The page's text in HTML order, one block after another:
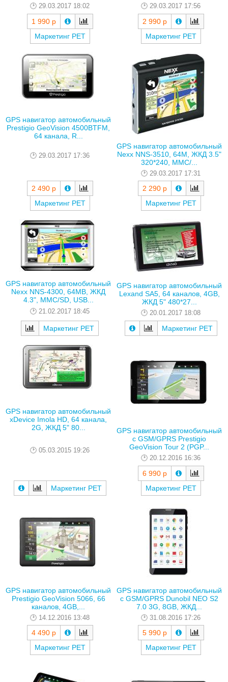
29.03.2017 18:02
1 990 р
Маркетинг РЕТ
29.03.2017 17:56
2 990 р
Маркетинг РЕТ
GPS навигатор автомобильный
Prestigio GeoVision 4500BTFM,
64 канала, R...
29.03.2017 17:36
2 490 р
Маркетинг РЕТ
GPS навигатор автомобильный
Nexx NNS-3510, 64M, ЖКД 3.5"
320*240, MMC/...
29.03.2017 17:31
2 290 р
Маркетинг РЕТ
GPS навигатор автомобильный
Nexx NNS-4300, 64MB, ЖКД
4.3", MMC/SD, USB...
21.02.2017 18:45
Маркетинг РЕТ
GPS навигатор автомобильный
Lexand SA5, 64 каналов, 4GB,
ЖКД 5" 480*27...
20.01.2017 18:08
Маркетинг РЕТ
GPS навигатор автомобильный
xDevice Imola HD, 64 канала,
2G, ЖКД 5" 80...
05.03.2015 19:26
Маркетинг РЕТ
GPS навигатор автомобильный
с GSM/GPRS Prestigio
GeoVision Tour 2 (PGP...
20.12.2016 16:36
6 990 р
Маркетинг РЕТ
GPS навигатор автомобильный
Prestigio GeoVision 5066, 66
каналов, 4GB,...
14.12.2016 13:48
4 490 р
Маркетинг РЕТ
GPS навигатор автомобильный
с GSM/GPRS Dunobil NEO S2
7.0 3G, 8GB, ЖКД...
31.08.2016 17:26
5 990 р
Маркетинг РЕТ